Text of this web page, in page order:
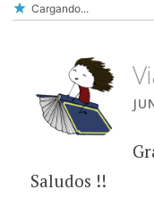
Cargando...
Saludos !!